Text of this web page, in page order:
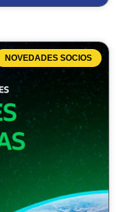
NOVEDADES SOCIOS